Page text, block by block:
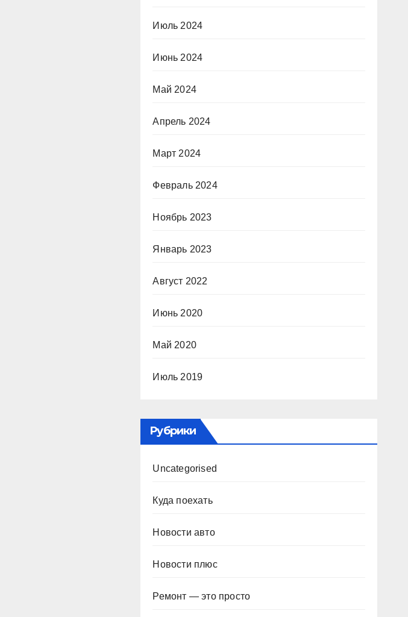
Июль 2024
Июнь 2024
Май 2024
Апрель 2024
Март 2024
Февраль 2024
Ноябрь 2023
Январь 2023
Август 2022
Июнь 2020
Май 2020
Июль 2019
Рубрики
Uncategorised
Куда поехать
Новости авто
Новости плюс
Ремонт — это просто